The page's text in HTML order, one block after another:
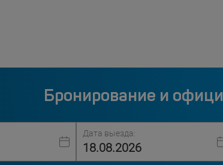
Бронирование и
Дата выезда: